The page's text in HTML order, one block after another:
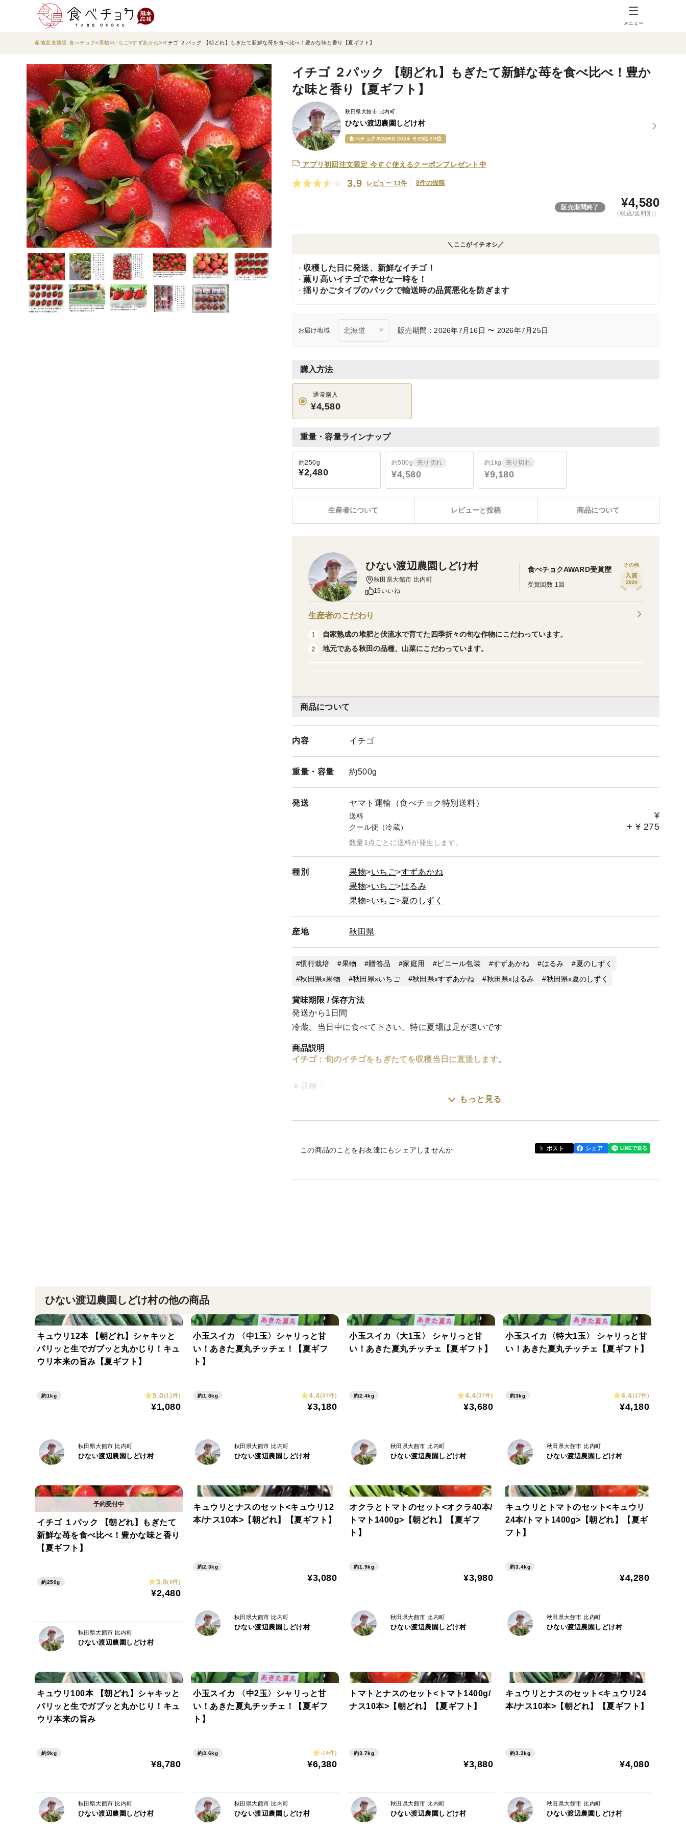
メニュー
産地直送通販 食べチョク 果物 いちご すずあかね イチゴ ２パック 【朝どれ】もぎたて新鮮な苺を食べ比べ！豊かな味と香り【夏ギフト】
イチゴ ２パック 【朝どれ】もぎたて新鮮な苺を食べ比べ！豊か
な味と香り【夏ギフト】
秋田県大館市 比内町
ひない渡辺農園しどけ村
食べチョクAWARD 2024 その他 20位
アプリ初回注文限定 今すぐ使えるクーポンプレゼント中
3.9 レビュー 13件 8件の投稿
販売期間終了 ¥4,580
（税込/送料別）
＼ここがイチオシ／
収穫した日に発送、新鮮なイチゴ！
薫り高いイチゴで幸せな一時を！
揺りかごタイプのパックで輸送時の品質悪化を防ぎます
お届け地域 販売期間：2026年7月16日 〜 2026年7月25日
購入方法
通常購入
¥4,580
重量・容量ラインナップ
約250g
¥2,480
約500g 売り切れ
¥4,580
約1kg 売り切れ
¥9,180
レビューと投稿 商品について
生産者について
商品について
内容 イチゴ
重量・ 容量 約500g
発送 ヤマト運輸（食べチョク特別送料）
送料 ¥
クール便（冷蔵） + ¥ 275
数量1点ごとに送料が発生します。
種別 果物 いちご すずあかね
果物
いちご
はるみ
果物
いちご 夏のしずく
産地 秋田県
慣行栽培 果物 贈答品 家庭用 ビニール包装 すずあかね はるみ
夏のしずく
秋田県x果物
秋田県xいちご 秋田県xすずあかね 秋田県xはるみ 秋田県x夏のしずく
賞味期限 / 保存方法
発送から1日間
冷蔵。当日中に食べて下さい。特に夏場は足が速いです
商品説明
イチゴ：旬のイチゴをもぎたてを収穫当日に直送します。
＃品種：
★はるみ：とても薫り高く、濃厚な風味。秋田オリジナルの品種
パック内のサイズと個数の目安：
・２Ｌ（特大）：９個入り
時期とサイズの目安：
・ 8月前後：猛暑期はお休みします。
・ ９～１１月：М〜Ｓ
発送から到着までの日数：
東北：１日
関東、甲信越、北陸、北海道（札幌以西）：1日。ただし午前中指定すると2日
庫に入れて早くお召し上がりください。特に夏場は柔らかくなるのが早いく日持ちしないので当
日お召し上がりください。
ください。記念日や誕生日に合わせたタイミングで受け取りたいなどのリクエストがありました
らご相談下さい。
の旨み」をより感じられるイチゴを目指して栽培しています。ハウスなので雨風による傷などを
抑え、農薬の使用は最小限に留めて育てています。
ビタミンC、カリウム、カルシウム、葉酸
もっと見る
この商品のことをお友達にもシェアしませんか ポスト シェア
ひない渡辺農園しどけ村
秋田県大館市 比内町
19いいね
食べチョクAWARD受賞歴
受賞回数 1回
その他
生産者のこだわり
1
自家熟成の堆肥と伏流水で育てた四季折々の旬な作物にこだわっています。
2
地元である秋田の品種、山菜にこだわっています。
ひない渡辺農園しどけ村の他の商品
キュウリ12本 【朝どれ】シャキッと
パリッと生でガブッと丸かじり！キュ
ウリ本来の旨み【夏ギフト】
約1kg 5.0(11件)
¥1,080
秋田県大館市 比内町
ひない渡辺農園しどけ村
小玉スイカ 〈中1玉〉シャリっと甘
い！あきた夏丸チッチェ！【夏ギフ
ト】
約1.8kg 4.4(37件)
¥3,180
秋田県大館市 比内町
ひない渡辺農園しどけ村
小玉スイカ〈大1玉〉 シャリっと甘
い！あきた夏丸チッチェ【夏ギフト】
約2.4kg 4.4(37件)
¥3,680
秋田県大館市 比内町
ひない渡辺農園しどけ村
小玉スイカ〈特大1玉〉 シャリっと甘
い！あきた夏丸チッチェ【夏ギフト】
約3kg 4.4(37件)
¥4,180
秋田県大館市 比内町
ひない渡辺農園しどけ村
イチゴ １パック 【朝どれ】もぎたて
新鮮な苺を食べ比べ！豊かな味と香り
【夏ギフト】
約250g 3.8(8件)
¥2,480
秋田県大館市 比内町
ひない渡辺農園しどけ村
キュウリとナスのセット<キュウリ12
本/ナス10本>【朝どれ】【夏ギフト】
約2.3kg
¥3,080
秋田県大館市 比内町
ひない渡辺農園しどけ村
オクラとトマトのセット<オクラ40本/
トマト1400g>【朝どれ】【夏ギフ
ト】
約1.9kg
¥3,980
秋田県大館市 比内町
ひない渡辺農園しどけ村
キュウリとトマトのセット<キュウリ
24本/トマト1400g>【朝どれ】【夏ギ
フト】
約3.4kg
¥4,280
秋田県大館市 比内町
ひない渡辺農園しどけ村
キュウリ100本 【朝どれ】シャキッと
パリッと生でガブッと丸かじり！キュ
ウリ本来の旨み
約9kg
¥8,780
秋田県大館市 比内町
ひない渡辺農園しどけ村
小玉スイカ 〈中2玉〉シャリっと甘
い！あきた夏丸チッチェ！【夏ギフ
ト】
約3.6kg -(4件)
¥6,380
秋田県大館市 比内町
ひない渡辺農園しどけ村
トマトとナスのセット<トマト1400g/
ナス10本>【朝どれ】【夏ギフト】
約3.7kg
¥3,880
秋田県大館市 比内町
ひない渡辺農園しどけ村
キュウリとナスのセット<キュウリ24
本/ナス10本>【朝どれ】【夏ギフト】
約3.3kg
¥4,080
秋田県大館市 比内町
ひない渡辺農園しどけ村